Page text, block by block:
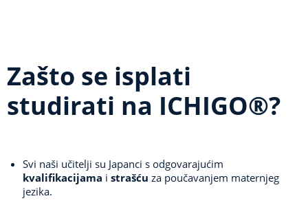
Zašto se isplati
studirati na ICHIGO®?
Svi naši učitelji su Japanci s odgovarajućim
kvalifikacijama i strašću za poučavanjem maternjeg
jezika.